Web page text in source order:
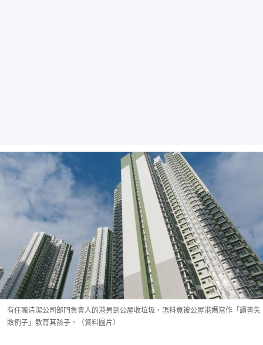
有任職清潔公司部門負責人的港男到公屋收垃圾，怎料竟被公屋港媽當作「讀書失
敗例子」教育其孩子。（資料圖片）